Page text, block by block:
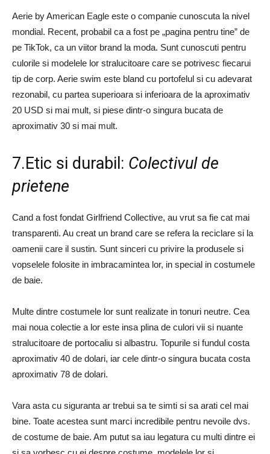
Aerie by American Eagle este o companie cunoscuta la nivel
mondial. Recent, probabil ca a fost pe „pagina pentru tine” de
pe TikTok, ca un viitor brand la moda. Sunt cunoscuti pentru
culorile si modelele lor stralucitoare care se potrivesc fiecarui
tip de corp. Aerie swim este bland cu portofelul si cu adevarat
rezonabil, cu partea superioara si inferioara de la aproximativ
20 USD si mai mult, si piese dintr-o singura bucata de
aproximativ 30 si mai mult.
7.Etic si durabil: Colectivul de
prietene
Cand a fost fondat Girlfriend Collective, au vrut sa fie cat mai
transparenti. Au creat un brand care se refera la reciclare si la
oamenii care il sustin. Sunt sinceri cu privire la produsele si
vopselele folosite in imbracamintea lor, in special in costumele
de baie.
Multe dintre costumele lor sunt realizate in tonuri neutre. Cea
mai noua colectie a lor este insa plina de culori vii si nuante
stralucitoare de portocaliu si albastru. Topurile si fundul costa
aproximativ 40 de dolari, iar cele dintr-o singura bucata costa
aproximativ 78 de dolari.
Vara asta cu siguranta ar trebui sa te simti si sa arati cel mai
bine. Toate acestea sunt marci incredibile pentru nevoile dvs.
de costume de baie. Am putut sa iau legatura cu multi dintre ei